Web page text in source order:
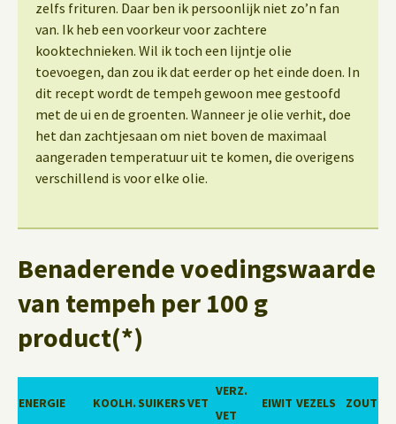
zelfs frituren. Daar ben ik persoonlijk niet zo’n fan
van. Ik heb een voorkeur voor zachtere
kooktechnieken. Wil ik toch een lijntje olie
toevoegen, dan zou ik dat eerder op het einde doen. In
dit recept wordt de tempeh gewoon mee gestoofd
met de ui en de groenten. Wanneer je olie verhit, doe
het dan zachtjesaan om niet boven de maximaal
aangeraden temperatuur uit te komen, die overigens
verschillend is voor elke olie.
Benaderende voedingswaarde
van tempeh per 100 g
product(*)
ENERGIE KOOLH.SUIKERSVET
VERZ.
VET
EIWIT VEZELS ZOUT